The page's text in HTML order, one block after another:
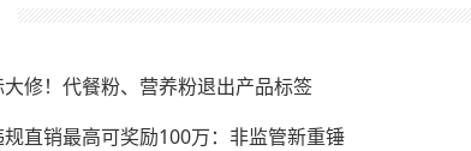
修！代餐粉、营养粉退出产品标签
直销最高可奖励100万：非监管新重锤